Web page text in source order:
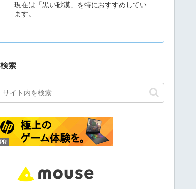
現在は「黒い砂漠」を特におすすめしてい
ます。
検索